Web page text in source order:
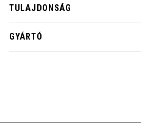
TULAJDONSÁG
GYÁRTÓ